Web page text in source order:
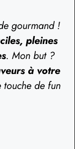
gourmand !
pleines
. Mon but ?
à votre
touche de fun